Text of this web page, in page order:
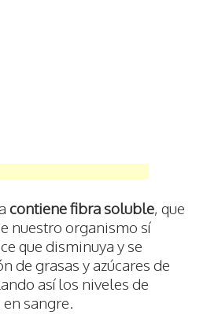
contiene fibra soluble, que
nuestro organismo sí
que disminuya y se
de grasas y azúcares de
así los niveles de
sangre.